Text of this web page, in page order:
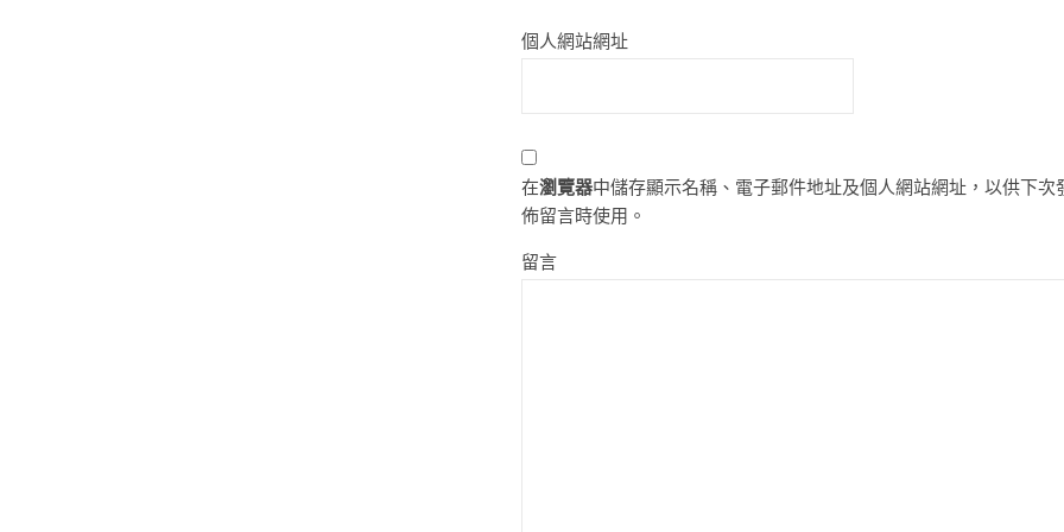
個人網站網址
在瀏覽器中儲存顯示名稱、電子郵件地址及個人網站網址，以供下次
佈留言時使用。
留言